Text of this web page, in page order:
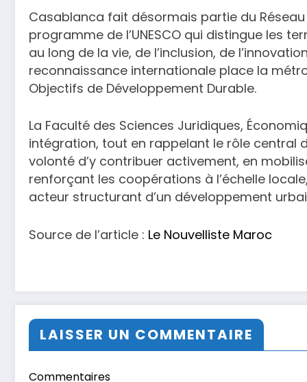
Casablanca fait désormais partie du
programme de l’UNESCO qui distingue les
au long de la vie, de l’inclusion, de
reconnaissance internationale place la
Objectifs de Développement Durable.
La Faculté des Sciences Juridiques,
intégration, tout en rappelant le rôle central
volonté d’y contribuer activement, en
renforçant les coopérations à l’échelle
acteur structurant d’un développement
Source de l’article : Le Nouvelliste Maroc
LAISSER UN COMMENTAIRE
Commentaires